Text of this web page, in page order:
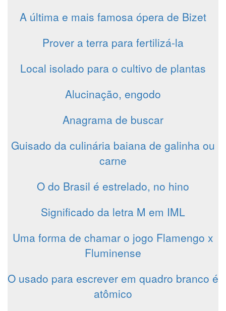
A última e mais famosa ópera de Bizet
Prover a terra para fertilizá-la
Local isolado para o cultivo de plantas
Alucinação, engodo
Anagrama de buscar
Guisado da culinária baiana de galinha ou
carne
O do Brasil é estrelado, no hino
Significado da letra M em IML
Uma forma de chamar o jogo Flamengo x
Fluminense
O usado para escrever em quadro branco é
atômico